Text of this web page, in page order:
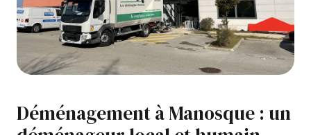
Déménagement à Manosque : un